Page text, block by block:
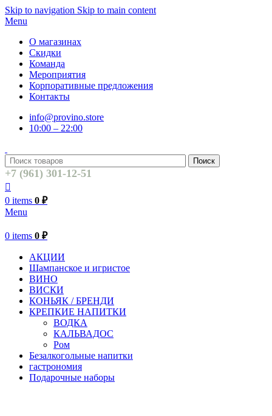
Skip to navigation Skip to main content
Menu
О магазинах
Скидки
Команда
Мероприятия
Корпоративные предложения
Контакты
info@provino.store
10:00 – 22:00
Поиск
+7 (961) 301-12-51
0 items 0 ₽
Menu
0 items 0 ₽
АКЦИИ
Шампанское и игристое
ВИНО
ВИСКИ
КОНЬЯК / БРЕНДИ
КРЕПКИЕ НАПИТКИ
ВОДКА
КАЛЬВАДОС
Ром
Безалкогольные напитки
гастрономия
Подарочные наборы